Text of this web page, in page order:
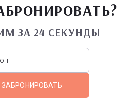
ЗА 24 СЕКУНДЫ
ЗАБРОНИРОВАТЬ